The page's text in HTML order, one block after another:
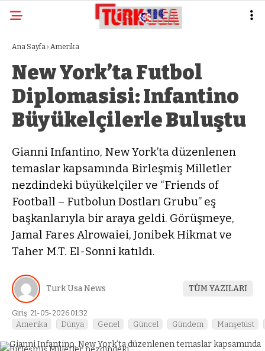
Ana Sayfa › Amerika
New York’ta Futbol
Diplomasisi: Infantino
Büyükelçilerle Buluştu
Gianni Infantino, New York’ta düzenlenen
temaslar kapsamında Birleşmiş Milletler
nezdindeki büyükelçiler ve “Friends of
Football – Futbolun Dostları Grubu” eş
başkanlarıyla bir araya geldi. Görüşmeye,
Jamal Fares Alrowaiei, Jonibek Hikmat ve
Taher M.T. El-Sonni katıldı.
Turk Usa News TÜM YAZILARI
Giriş: 21-05-2026 01:32
Amerika Dünya Genel Güncel Gündem Manşetüst